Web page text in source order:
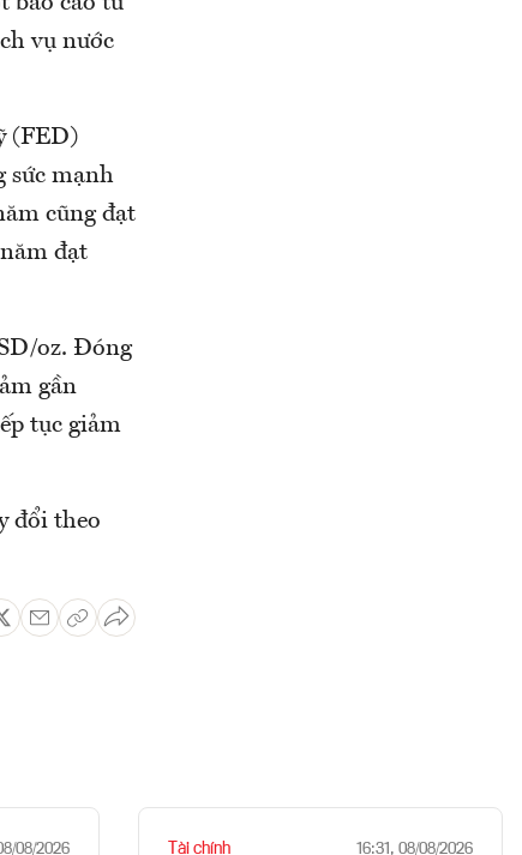
vụ nước
(FED)
sức mạnh
cũng đạt
đạt
oz. Đóng
gần
tục giảm
đổi theo
08/2026 Tài chính 16:31, 08/08/2026